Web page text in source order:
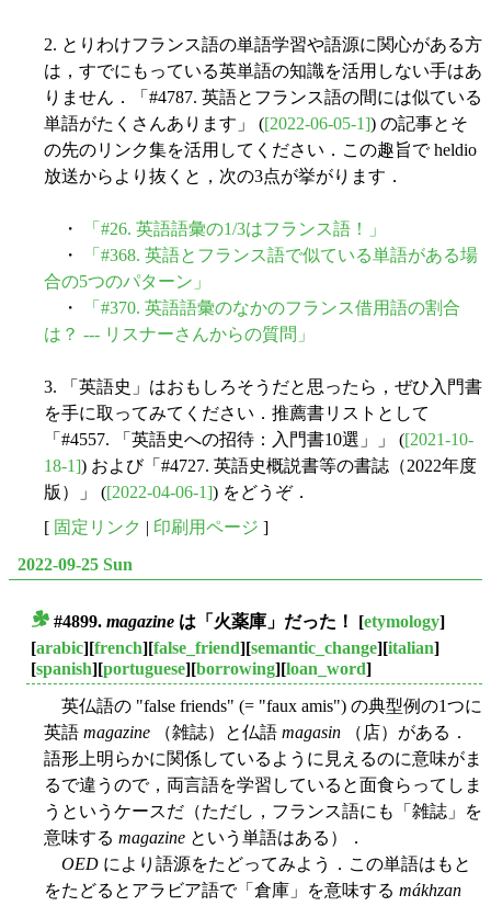
2. とりわけフランス語の単語学習や語源に関心がある方
は，すでにもっている英単語の知識を活用しない手はあ
りません．「#4787. 英語とフランス語の間には似ている
単語がたくさんあります」 ([2022-06-05-1]) の記事とそ
の先のリンク集を活用してください．この趣旨で heldio
放送からより抜くと，次の3点が挙がります．
・
「#26. 英語語彙の1/3はフランス語！」
・
「#368. 英語とフランス語で似ている単語がある場
合の5つのパターン」
・
「#370. 英語語彙のなかのフランス借用語の割合
は？ --- リスナーさんからの質問」
3. 「英語史」はおもしろそうだと思ったら，ぜひ入門書
を手に取ってみてください．推薦書リストとして
「#4557. 「英語史への招待：入門書10選」」 ([2021-10-
18-1]) および「#4727. 英語史概説書等の書誌（2022年度
版）」 ([2022-04-06-1]) をどうぞ．
[ 固定リンク | 印刷用ページ ]
2022-09-25 Sun
#4899. magazine は「火薬庫」だった！ [etymology]
[arabic][french][false_friend][semantic_change][italian]
[spanish][portuguese][borrowing][loan_word]
英仏語の "false friends" (= "faux amis") の典型例の1つに
英語 magazine （雑誌）と仏語 magasin （店）がある．
語形上明らかに関係しているように見えるのに意味がま
るで違うので，両言語を学習していると面食らってしま
うというケースだ（ただし，フランス語にも「雑誌」を
意味する magazine という単語はある）．
OED により語源をたどってみよう．この単語はもと
をたどるとアラビア語で「倉庫」を意味する mákhzan